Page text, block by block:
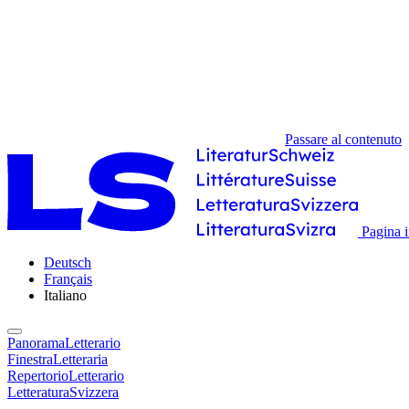
Passare al contenuto
Pagina
Deutsch
Français
Italiano
PanoramaLetterario
FinestraLetteraria
RepertorioLetterario
LetteraturaSvizzera